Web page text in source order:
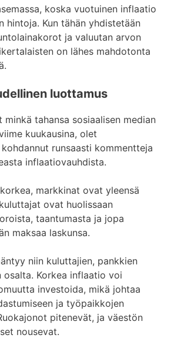
koska vuotuinen inflaatio
hintoja. Kun tähän yhdistetään
ja valuutan arvon
on lähes mahdotonta
luottamus
tahansa sosiaalisen median
kuukausina, olet
runsaasti kommentteja
inflaatiovauhdista.
markkinat ovat yleensä
ovat huolissaan
taantumasta ja jopa
maksaa laskunsa.
niin kuluttajien, pankkien
Korkea inflaatio voi
investoida, mikä johtaa
ja työpaikkojen
pitenevät, ja väestön
nousevat.